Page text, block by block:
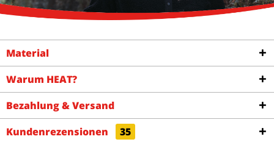
Material
Warum HEAT?
Bezahlung & Versand
Kundenrezensionen
35